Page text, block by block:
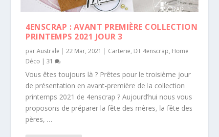
4ENSCRAP : AVANT PREMIÈRE COLLECTION
PRINTEMPS 2021 JOUR 3
parAustrale |22 Mar, 2021 | Carterie, DT 4enscrap, Home
Déco |31
Vous êtes toujours là ? Prêtes pour le troisième jour
de présentation en avant-première de la collection
printemps 2021 de 4enscrap ? Aujourd’hui nous vous
proposons de préparer la fête des mères, la fête des
pères, …